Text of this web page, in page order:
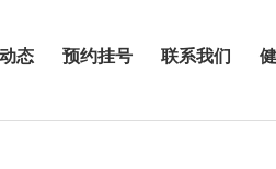
态 预约挂号 联系我们